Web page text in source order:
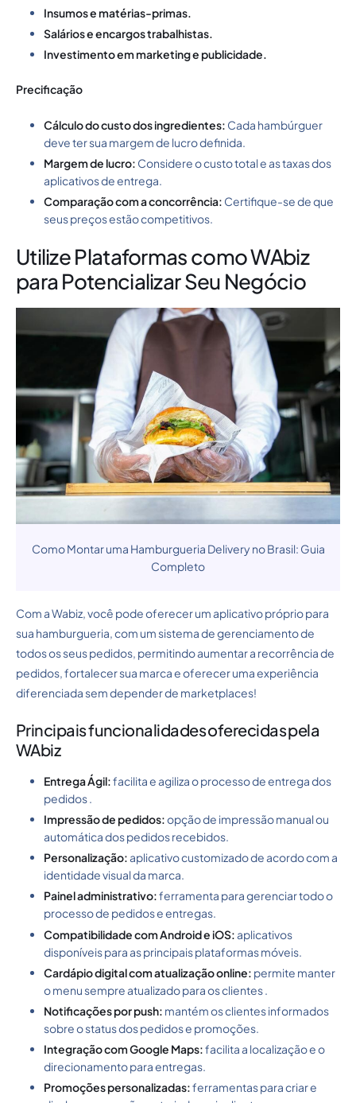
Insumos e matérias-primas.
Salários e encargos trabalhistas.
Investimento em marketing e publicidade.
Precificação
Cálculo do custo dos ingredientes: Cada hambúrguer
deve ter sua margem de lucro definida.
Margem de lucro: Considere o custo total e as taxas dos
aplicativos de entrega.
Comparação com a concorrência: Certifique-se de que
seus preços estão competitivos.
Utilize Plataformas como WAbiz
para Potencializar Seu Negócio
Como Montar uma Hamburgueria Delivery no Brasil: Guia
Completo
Com a Wabiz, você pode oferecer um aplicativo próprio para
sua hamburgueria, com um sistema de gerenciamento de
todos os seus pedidos, permitindo aumentar a recorrência de
pedidos, fortalecer sua marca e oferecer uma experiência
diferenciada sem depender de marketplaces!
Principais funcionalidades oferecidas pela
WAbiz
Entrega Ágil:facilita e agiliza o processo de entrega dos
pedidos .
Impressão de pedidos:opção de impressão manual ou
automática dos pedidos recebidos.
Personalização:aplicativo customizado de acordo com a
identidade visual da marca.
Painel administrativo:ferramenta para gerenciar todo o
processo de pedidos e entregas.
Compatibilidade com Android e iOS:aplicativos
disponíveis para as principais plataformas móveis.
Cardápio digital com atualização online: permite manter
o menu sempre atualizado para os clientes .
Notificações por push: mantém os clientes informados
sobre o status dos pedidos e promoções.
Integração com Google Maps:facilita a localização e o
direcionamento para entregas.
Promoções personalizadas:ferramentas para criar e